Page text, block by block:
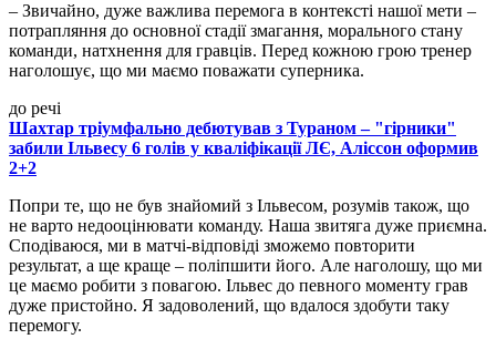
– Звичайно, дуже важлива перемога в контексті нашої мети –
потрапляння до основної стадії змагання, морального стану
команди, натхнення для гравців. Перед кожною грою тренер
наголошує, що ми маємо поважати суперника.
до речі
Шахтар тріумфально дебютував з Тураном – "гірники"
забили Ільвесу 6 голів у кваліфікації ЛЄ, Аліссон оформив
2+2
Попри те, що не був знайомий з Ільвесом, розумів також, що
не варто недооцінювати команду. Наша звитяга дуже приємна.
Сподіваюся, ми в матчі-відповіді зможемо повторити
результат, а ще краще – поліпшити його. Але наголошу, що ми
це маємо робити з повагою. Ільвес до певного моменту грав
дуже пристойно. Я задоволений, що вдалося здобути таку
перемогу.